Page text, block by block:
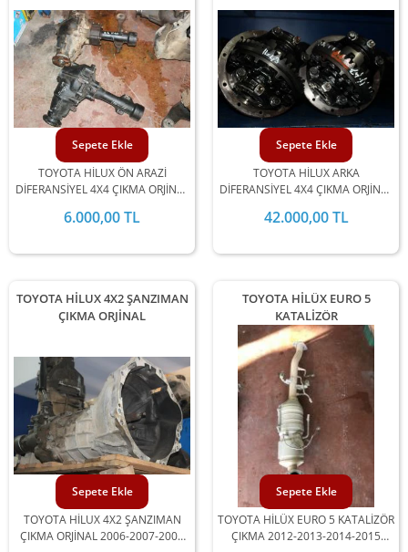
TOYOTA HİLUX ÖN ARAZİ
DİFERANSİYEL 4X4 ÇIKMA ORJİNAL
2012-2013-2014-2015 MODEL
MEVCUTTUR.
6.000,00 TL
Sepete Ekle
TOYOTA HİLUX ARKA
DİFERANSİYEL 4X4 ÇIKMA ORJİNAL
MODEL ARALIĞINDA
42.000,00 TL
Sepete Ekle
TOYOTA HİLUX 4X2 ŞANZIMAN
ÇIKMA ORJİNAL
TOYOTA HİLUX 4X2 ŞANZIMAN
ÇIKMA ORJİNAL 2006-2007-2008
Sepete Ekle
TOYOTA HİLÜX EURO 5
KATALİZÖR
TOYOTA HİLÜX EURO 5 KATALİZÖR
ÇIKMA 2012-2013-2014-2015
Sepete Ekle